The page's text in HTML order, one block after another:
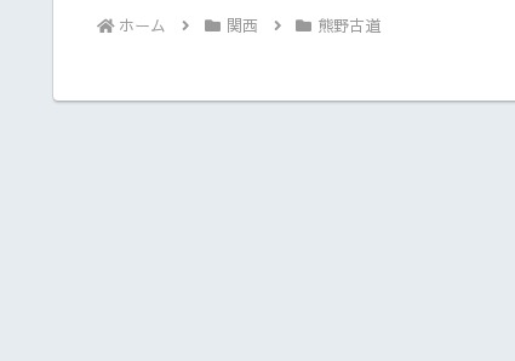
ホーム 関西 熊野古道